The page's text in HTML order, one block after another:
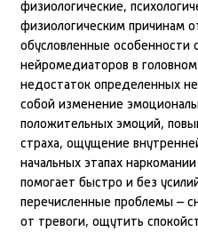
физиологические,
физиологическим причинам
обусловленные особенности
нейромедиаторов в
недостаток определенных
собой изменение
положительных эмоций,
страха, ощущение
начальных этапах
помогает быстро и без
перечисленные проблемы –
от тревоги, ощутить